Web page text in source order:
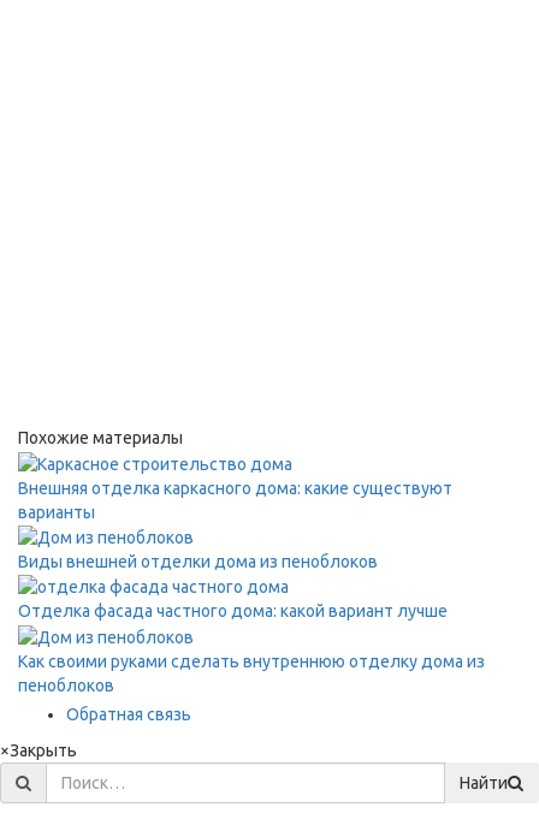
Похожие материалы
Внешняя отделка каркасного дома: какие существуют
варианты
Виды внешней отделки дома из пеноблоков
Отделка фасада частного дома: какой вариант лучше
Как своими руками сделать внутреннюю отделку дома из
пеноблоков
Обратная связь
×Закрыть
Найти